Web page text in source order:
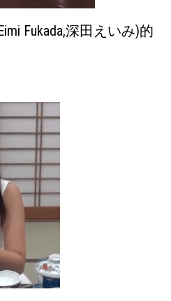
Fukada,深田えいみ)的